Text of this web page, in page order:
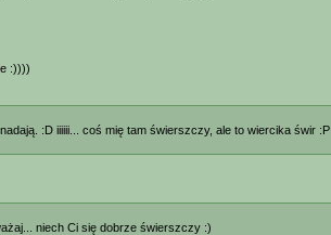
:))))
:D iiiiii... coś mię tam świerszczy, ale to wiercika świr :P
niech Ci się dobrze świerszczy :)